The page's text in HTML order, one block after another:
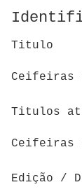
Titulo
Ceifeiras
Titulos
Ceifeiras
Edição /